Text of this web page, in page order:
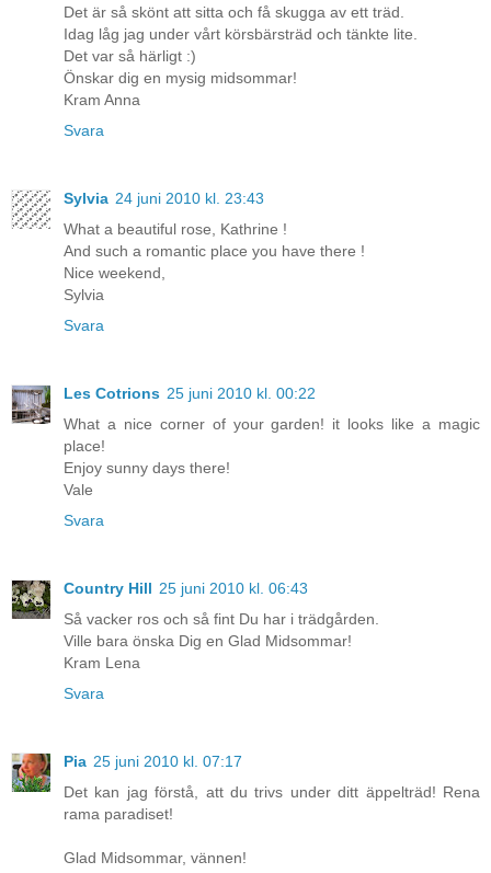
Det är så skönt att sitta och få skugga av ett träd.
Idag låg jag under vårt körsbärsträd och tänkte lite.
Det var så härligt :)
Önskar dig en mysig midsommar!
Kram Anna
Svara
Sylvia 24 juni 2010 kl. 23:43
What a beautiful rose, Kathrine !
And such a romantic place you have there !
Nice weekend,
Sylvia
Svara
Les Cotrions 25 juni 2010 kl. 00:22
What a nice corner of your garden! it looks like a magic
place!
Enjoy sunny days there!
Vale
Svara
Country Hill 25 juni 2010 kl. 06:43
Så vacker ros och så fint Du har i trädgården.
Ville bara önska Dig en Glad Midsommar!
Kram Lena
Svara
Pia 25 juni 2010 kl. 07:17
Det kan jag förstå, att du trivs under ditt äppelträd! Rena
rama paradiset!
Glad Midsommar, vännen!